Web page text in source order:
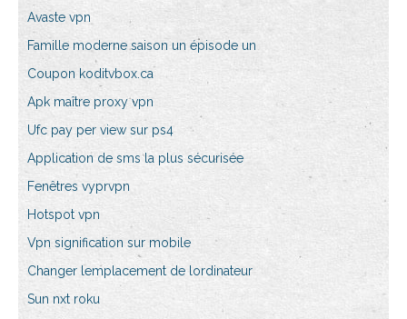
Avaste vpn
Famille moderne saison un épisode un
Coupon koditvbox.ca
Apk maître proxy vpn
Ufc pay per view sur ps4
Application de sms la plus sécurisée
Fenêtres vyprvpn
Hotspot vpn
Vpn signification sur mobile
Changer lemplacement de lordinateur
Sun nxt roku